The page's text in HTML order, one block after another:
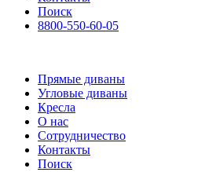
Поиск
8800-550-60-05
Прямые диваны
Угловые диваны
Кресла
О нас
Сотрудничество
Контакты
Поиск